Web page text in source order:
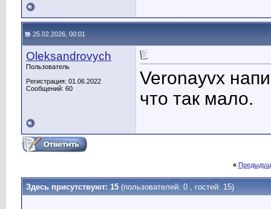
25.02.2026, 00:01
Oleksandrovych
Пользователь
Регистрация: 01.06.2022
Сообщений: 60
Veronayvx
что так мало.
«
Здесь присутствуют: 15 (пользователей: 0 , гостей: 15)